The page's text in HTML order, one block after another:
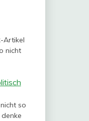
Artikel
nicht
so